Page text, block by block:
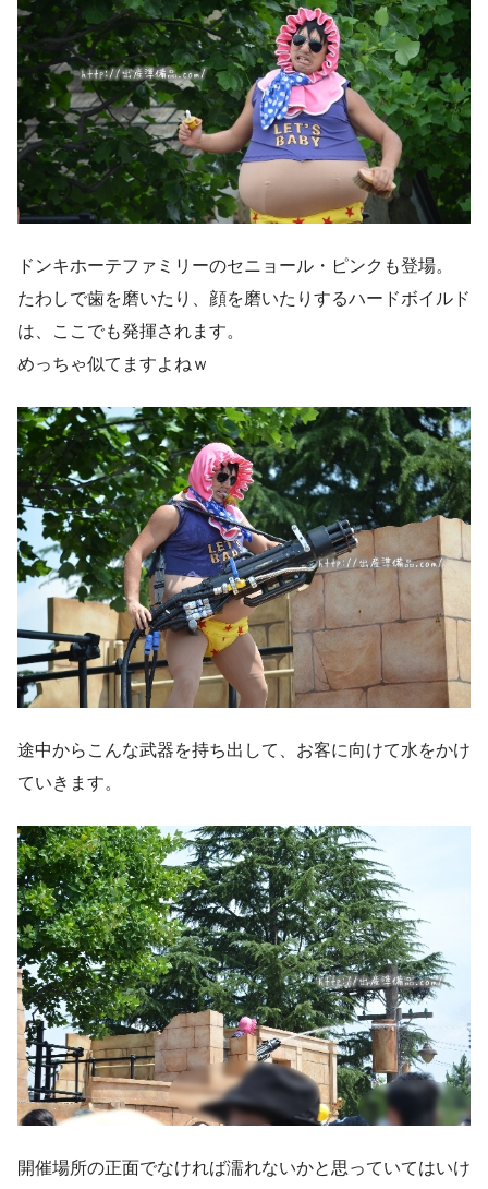
ドンキホーテファミリーのセニョール・ピンクも登場。
たわしで歯を磨いたり、顔を磨いたりするハードボイルド
は、ここでも発揮されます。
めっちゃ似てますよねｗ
途中からこんな武器を持ち出して、お客に向けて水をかけ
ていきます。
開催場所の正面でなければ濡れないかと思っていてはいけ